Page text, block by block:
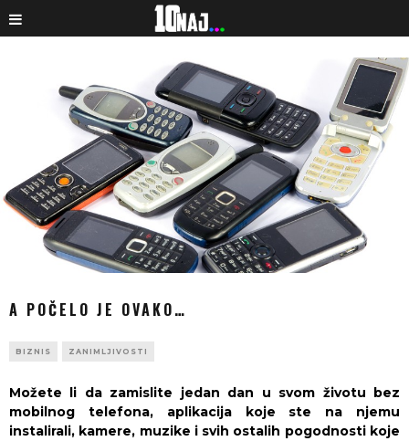
A POČELO JE OVAKO…
BIZNIS ZANIMLJIVOSTI
Možete li da zamislite jedan dan u svom životu bez
mobilnog telefona, aplikacija koje ste na njemu
instalirali, kamere, muzike i svih ostalih pogodnosti koje